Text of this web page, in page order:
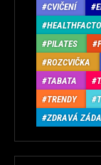
CVIČENÍ
PILATES
ROZCVIČKA
TABATA
TRENDY
ZDRAVÁ ZÁDA